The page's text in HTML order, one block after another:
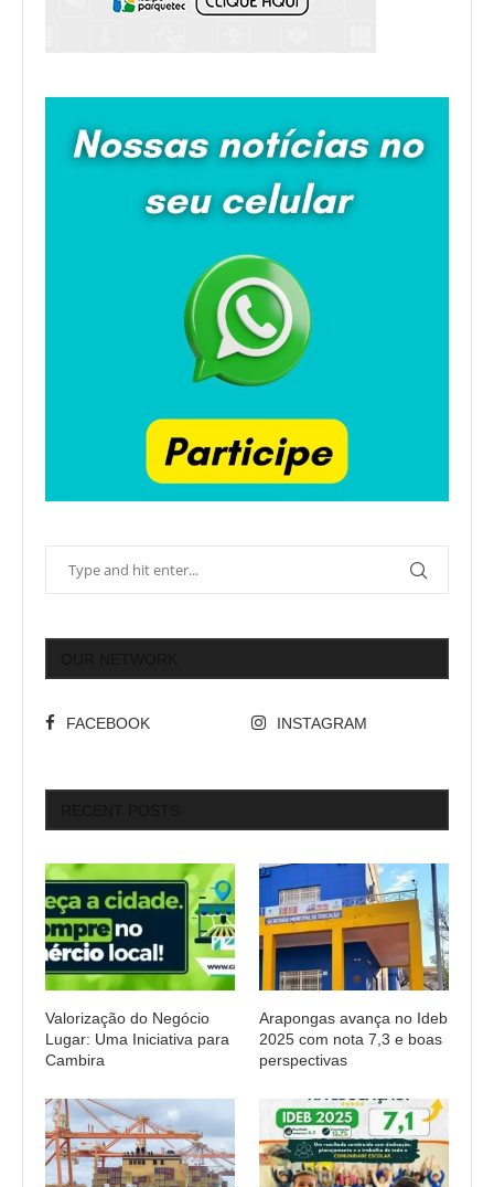
FACEBOOK INSTAGRAM
Valorização do Negócio
Lugar: Uma Iniciativa para
Cambira
Arapongas avança no Ideb
2025 com nota 7,3 e boas
perspectivas